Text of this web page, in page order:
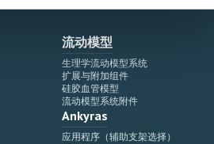
流动模型
生理学流动模型系统
扩展与附加组件
硅胶血管模型
流动模型系统附件
Ankyras
应用程序（辅助支架选择）